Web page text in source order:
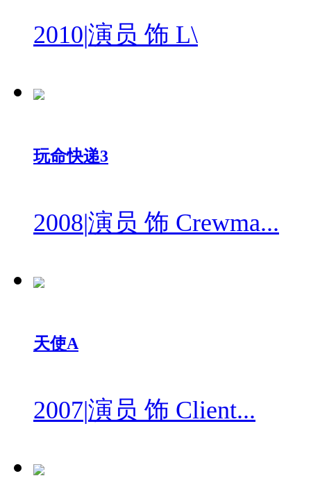
2010|演员 饰 L\
玩命快递3
2008|演员 饰 Crewma...
天使A
2007|演员 饰 Client...